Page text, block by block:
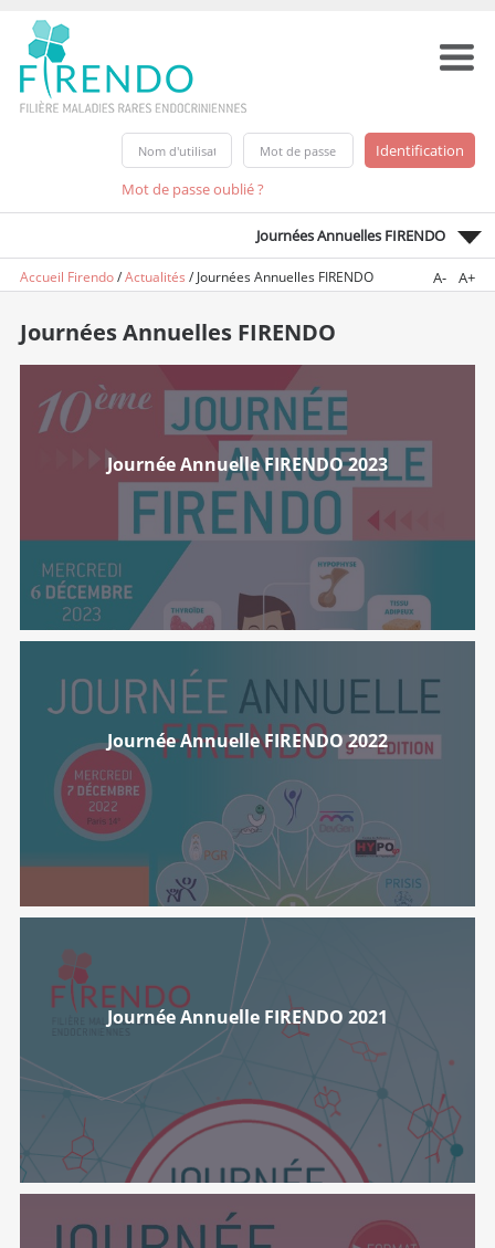
Mot de passe oublié ?
Journées Annuelles FIRENDO
Accueil Firendo/Actualités /Journées Annuelles FIRENDO A- A+
Journées Annuelles FIRENDO
Journée Annuelle FIRENDO 2023
Journée Annuelle FIRENDO 2022
Journée Annuelle FIRENDO 2021